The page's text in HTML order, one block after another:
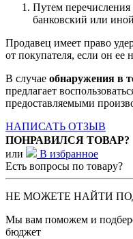
Путем
банковский или
Продавец имеет право
от покупателя, если он ее
В случае обнаружения в
предлагает
предоставляемыми
НАПИСАТЬ ОТЗЫВ
ПОНРАВИЛСЯ ТОВАР?
или
В избранное
Есть вопросы по товару?
НЕ МОЖЕТЕ НАЙТИ
Мы вам поможем и
бюджет